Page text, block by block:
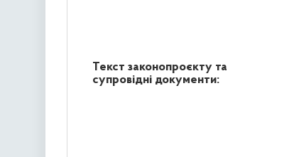
Текст законопроєкту та
супровідні документи: